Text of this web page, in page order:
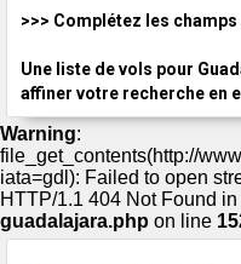
>>> Complétez les
Une liste de vols pour
affiner votre recherche en
Warning:
file_get_contents(http://
iata=gdl): Failed to open
HTTP/1.1 404 Not Found in
guadalajara.php on line